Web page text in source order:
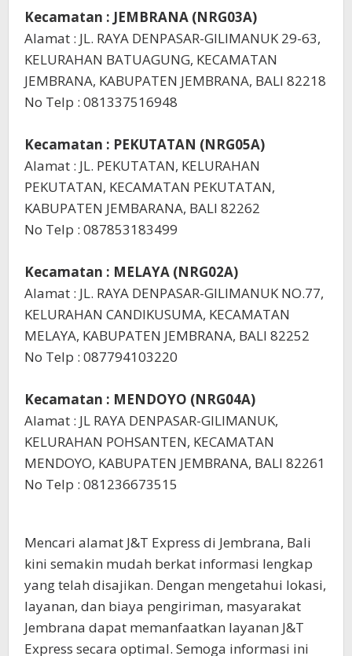
Kecamatan : JEMBRANA (NRG03A)
Alamat : JL. RAYA DENPASAR-GILIMANUK 29-63,
KELURAHAN BATUAGUNG, KECAMATAN
JEMBRANA, KABUPATEN JEMBRANA, BALI 82218
No Telp : 081337516948
Kecamatan : PEKUTATAN (NRG05A)
Alamat : JL. PEKUTATAN, KELURAHAN
PEKUTATAN, KECAMATAN PEKUTATAN,
KABUPATEN JEMBARANA, BALI 82262
No Telp : 087853183499
Kecamatan : MELAYA (NRG02A)
Alamat : JL. RAYA DENPASAR-GILIMANUK NO.77,
KELURAHAN CANDIKUSUMA, KECAMATAN
MELAYA, KABUPATEN JEMBRANA, BALI 82252
No Telp : 087794103220
Kecamatan : MENDOYO (NRG04A)
Alamat : JL RAYA DENPASAR-GILIMANUK,
KELURAHAN POHSANTEN, KECAMATAN
MENDOYO, KABUPATEN JEMBRANA, BALI 82261
No Telp : 081236673515
Mencari alamat J&T Express di Jembrana, Bali
kini semakin mudah berkat informasi lengkap
yang telah disajikan. Dengan mengetahui lokasi,
layanan, dan biaya pengiriman, masyarakat
Jembrana dapat memanfaatkan layanan J&T
Express secara optimal. Semoga informasi ini